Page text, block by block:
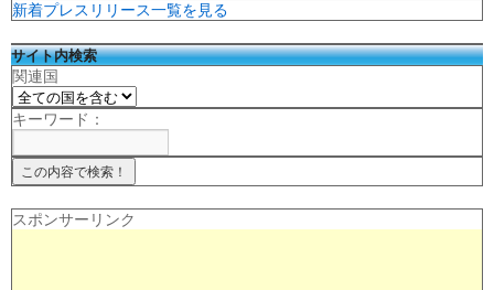
新着プレスリリース一覧を見る
サイト内検索
関連国
キーワード：
スポンサーリンク